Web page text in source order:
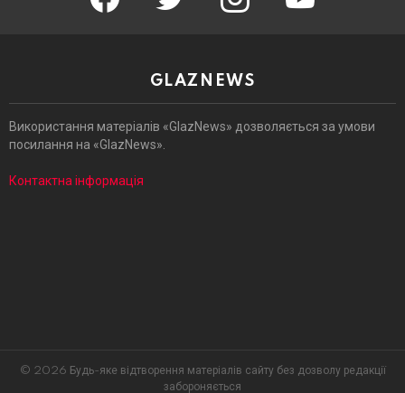
GLAZNEWS
Використання матеріалів «GlazNews» дозволяється за умови
посилання на «GlazNews».
Контактна інформація
© 2026 Будь-яке відтворення матеріалів сайту без дозволу редакції
забороняється